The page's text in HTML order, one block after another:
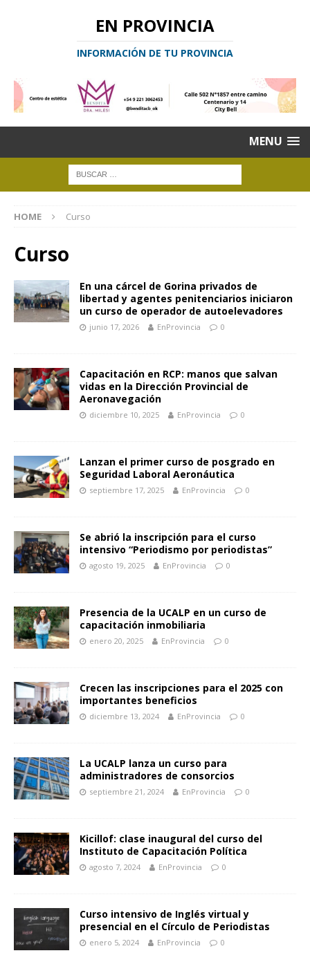
EN PROVINCIA
INFORMACIÓN DE TU PROVINCIA
MENU
HOME Curso
Curso
En una cárcel de Gorina privados de
libertad y agentes penitenciarios iniciaron
un curso de operador de autoelevadores
junio 17, 2026 EnProvincia 0
Capacitación en RCP: manos que salvan
vidas en la Dirección Provincial de
Aeronavegación
diciembre 10, 2025 EnProvincia 0
Lanzan el primer curso de posgrado en
Seguridad Laboral Aeronáutica
septiembre 17, 2025 EnProvincia 0
Se abrió la inscripción para el curso
intensivo “Periodismo por periodistas”
agosto 19, 2025 EnProvincia 0
Presencia de la UCALP en un curso de
capacitación inmobiliaria
enero 20, 2025 EnProvincia 0
Crecen las inscripciones para el 2025 con
importantes beneficios
diciembre 13, 2024 EnProvincia 0
La UCALP lanza un curso para
administradores de consorcios
septiembre 21, 2024 EnProvincia 0
Kicillof: clase inaugural del curso del
Instituto de Capacitación Política
agosto 7, 2024 EnProvincia 0
Curso intensivo de Inglés virtual y
presencial en el Círculo de Periodistas
enero 5, 2024 EnProvincia 0